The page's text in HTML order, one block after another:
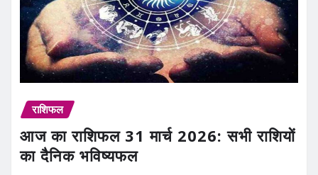
राशिफल
आज का राशिफल 31 मार्च 2026: सभी राशियों
का दैनिक भविष्यफल